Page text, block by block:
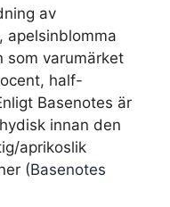
av
apelsinblomma
som varumärket
half-
Basenotes är
innan den
aprikoslik
(Basenotes